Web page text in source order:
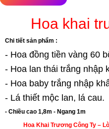
Hoa khai
Chi tiết sản phẩm :
- Hoa đồng tiền vàng 60
- Hoa lan thái trắng nhập
- Hoa baby trắng nhập
- Lá thiết mộc lan, lá cau.
- Chiều cao 1,8m - Ngang 1m
Hoa Khai Trương Công Ty –